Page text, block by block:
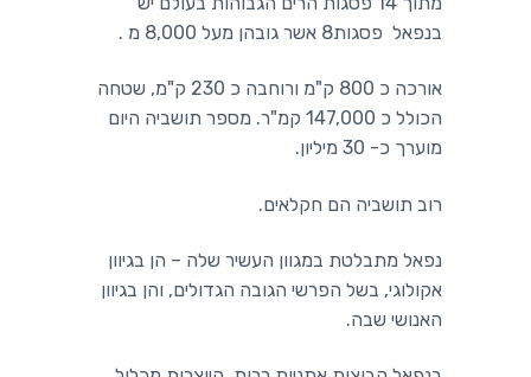
בנפאל פסגות8 אשר גובהן מעל 8,000 מ .
אורכה כ 800 ק"מ ורוחבה כ 230 ק"מ, שטחה
הכולל כ 147,000 קמ"ר. מספר תושביה היום
מוערך כ- 30 מיליון.
רוב תושביה הם חקלאים.
נפאל מתבלטת במגוון העשיר שלה – הן בגיוון
אקולוגי, בשל הפרשי הגובה הגדולים, והן בגיוון
האנושי שבה.